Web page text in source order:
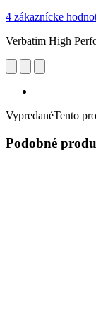
4 zákaznícke
Verbatim High
VypredanéTento
Podobné